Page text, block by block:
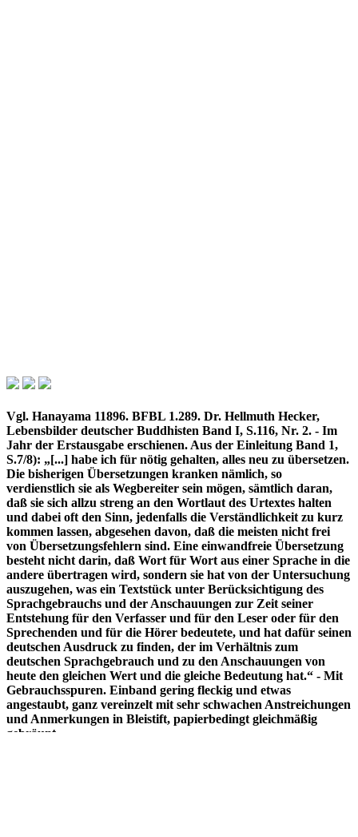
Vgl. Hanayama 11896. BFBL 1.289. Dr. Hellmuth Hecker,
Lebensbilder deutscher Buddhisten Band I, S.116, Nr. 2. - Im
Jahr der Erstausgabe erschienen. Aus der Einleitung Band 1,
S.7/8): „[...] habe ich für nötig gehalten, alles neu zu übersetzen.
Die bisherigen Übersetzungen kranken nämlich, so
verdienstlich sie als Wegbereiter sein mögen, sämtlich daran,
daß sie sich allzu streng an den Wortlaut des Urtextes halten
und dabei oft den Sinn, jedenfalls die Verständlichkeit zu kurz
kommen lassen, abgesehen davon, daß die meisten nicht frei
von Übersetzungsfehlern sind. Eine einwandfreie Übersetzung
besteht nicht darin, daß Wort für Wort aus einer Sprache in die
andere übertragen wird, sondern sie hat von der Untersuchung
auszugehen, was ein Textstück unter Berücksichtigung des
Sprachgebrauchs und der Anschauungen zur Zeit seiner
Entstehung für den Verfasser und für den Leser oder für den
Sprechenden und für die Hörer bedeutete, und hat dafür seinen
deutschen Ausdruck zu finden, der im Verhältnis zum
deutschen Sprachgebrauch und zu den Anschauungen von
heute den gleichen Wert und die gleiche Bedeutung hat.“ - Mit
Gebrauchsspuren. Einband gering fleckig und etwas
angestaubt, ganz vereinzelt mit sehr schwachen Anstreichungen
und Anmerkungen in Bleistift, papierbedingt gleichmäßig
gebräunt.